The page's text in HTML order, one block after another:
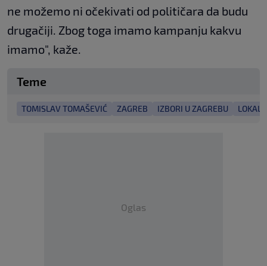
ne možemo ni očekivati od političara da budu
drugačiji. Zbog toga imamo kampanju kakvu
imamo", kaže.
Teme
TOMISLAV TOMAŠEVIĆ ZAGREB IZBORI U ZAGREBU
Oglas